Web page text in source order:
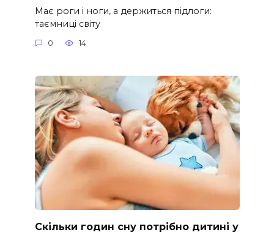
Має роги і ноги, а держиться підлоги:
таємниці світу
0 14
Скільки годин сну потрібно дитині у